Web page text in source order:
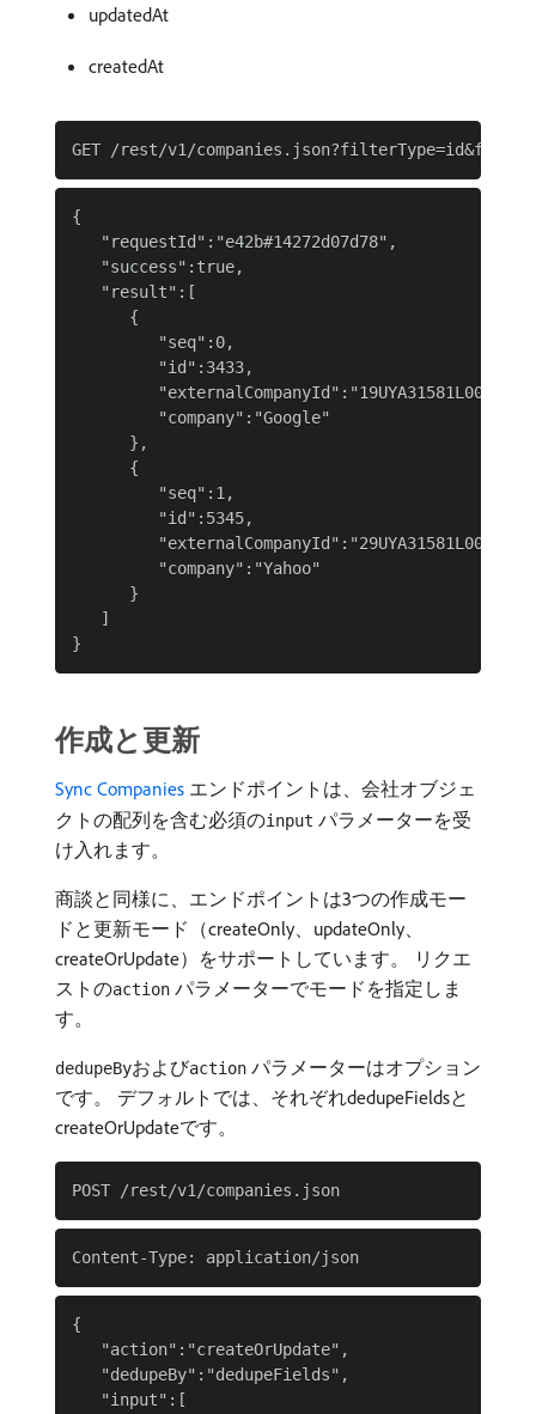
updatedAt
createdAt
{
   "requestId":"e42b#14272d07d78",
   "success":true,
   "result":[
      {
         "seq":0,
         "id":3433,
         "company":"Google"
      },
      {
         "seq":1,
         "id":5345,
         "company":"Yahoo"
      }
   ]
作成と更新
Sync Companies エンドポイントは、会社オブジェ
クトの配列を含む必須のinput パラメーターを受
け入れます。
商談と同様に、エンドポイントは3つの作成モー
ドと更新モード（createOnly、updateOnly、
createOrUpdate）をサポートしています。 リクエ
ストのaction パラメーターでモードを指定しま
す。
dedupeByおよびaction パラメーターはオプション
です。 デフォルトでは、それぞれdedupeFieldsと
createOrUpdateです。
{
   "action":"createOrUpdate",
   "dedupeBy":"dedupeFields",
   "input":[